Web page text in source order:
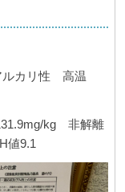
ルカリ性 高温
kg 非解離
値9.1